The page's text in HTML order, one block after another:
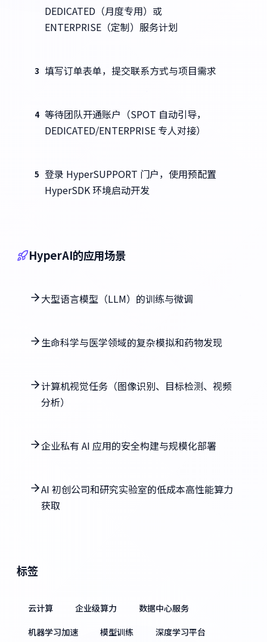
DEDICATED（月度专用）或
ENTERPRISE（定制）服务计划
3 填写订单表单，提交联系方式与项目需求
4 等待团队开通账户（SPOT 自动引导，
DEDICATED/ENTERPRISE 专人对接）
5 登录 HyperSUPPORT 门户，使用预配置
HyperSDK 环境启动开发
HyperAI的应用场景
大型语言模型（LLM）的训练与微调
生命科学与医学领域的复杂模拟和药物发现
计算机视觉任务（图像识别、目标检测、视频
分析）
企业私有 AI 应用的安全构建与规模化部署
AI 初创公司和研究实验室的低成本高性能算力
获取
标签
云计算 企业级算力
数据中心服务
机器学习加速
模型训练 深度学习平台